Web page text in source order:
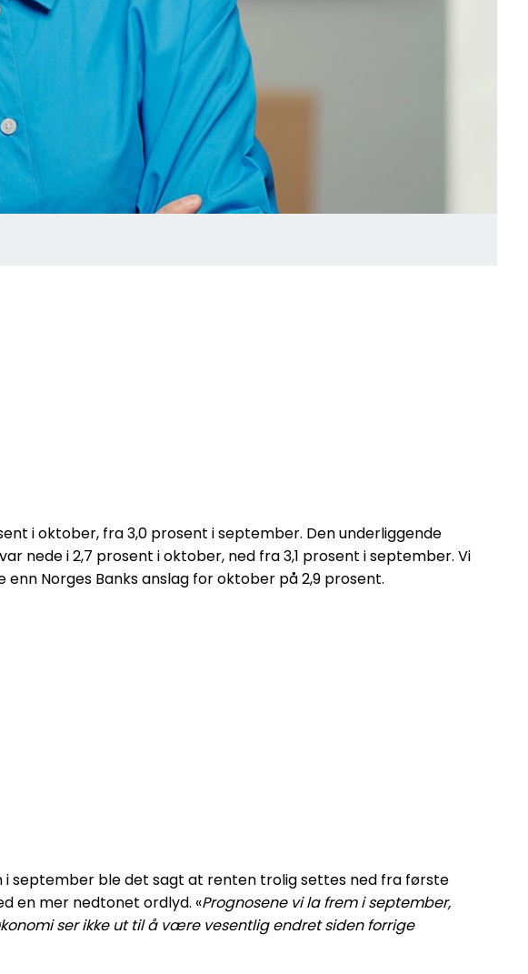
i oktober, fra 3,0 prosent i september. Den underliggende
nede i 2,7 prosent i oktober, ned fra 3,1 prosent i september. Vi
Norges Banks anslag for oktober på 2,9 prosent.
i september ble det sagt at renten trolig settes ned fra første
en mer nedtonet ordlyd. «Prognosene vi la frem i september,
ser ikke ut til å være vesentlig endret siden forrige